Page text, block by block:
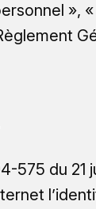
»,
575 du